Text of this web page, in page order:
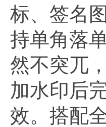
标、签名
持单角落
然不突兀
加水印后
效。搭配